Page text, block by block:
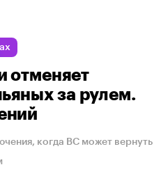
отменяет
за рулем.
когда ВС может вернуть